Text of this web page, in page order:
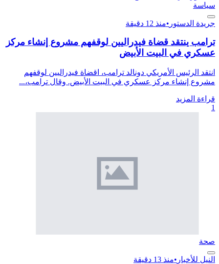
سياسة
جريدة الدستور •منذ 12 دقيقة
ترامب ينتقد قضاة فيدراليين لوقفهم مشروع إنشاء مركز
عسكري في البيت الأبيض
انتقد الرئيس الأمريكي دونالد ترامب، اقضاة فيدراليين لوقفهم
مشروع إنشاء مركز عسكري في البيت الأبيض. وقال ترامب،...
قراءة المزيد
1
صحة
النيل للأخبار •منذ 13 دقيقة